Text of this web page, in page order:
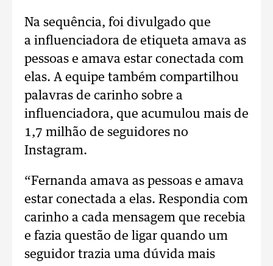
Na sequência, foi divulgado que
a influenciadora de etiqueta amava as
pessoas e amava estar conectada com
elas. A equipe também compartilhou
palavras de carinho sobre a
influenciadora, que acumulou mais de
1,7 milhão de seguidores no
Instagram.
“Fernanda amava as pessoas e amava
estar conectada a elas. Respondia com
carinho a cada mensagem que recebia
e fazia questão de ligar quando um
seguidor trazia uma dúvida mais